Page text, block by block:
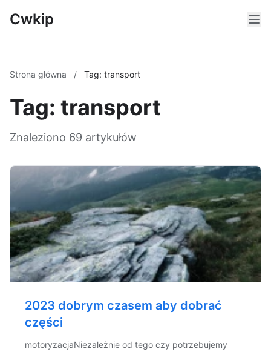
Cwkip
Strona główna / Tag: transport
Tag: transport
Znaleziono 69 artykułów
2023 dobrym czasem aby dobrać
części
motoryzacjaNiezależnie od tego czy potrzebujemy